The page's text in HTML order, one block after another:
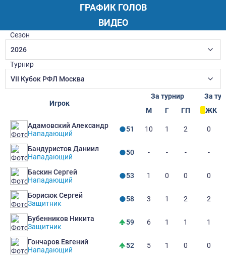
ГРАФИК ГОЛОВ
ВИДЕО
Сезон
2026
Турнир
VII Кубок РФЛ Москва
Игрок
За турнир
За
М
Г ГП
ЖК
Адамовский Александр
Нападающий
51 10 1 2 0
Бандуристов Даниил
Нападающий
50 - - - -
Баскин Сергей
Нападающий
53 1 0 0 0
Борисюк Сергей
Защитник
58 3 1 2 2
Бубенников Никита
Защитник
59 6 1 1 1
Гончаров Евгений
Нападающий
52 5 1 0 0